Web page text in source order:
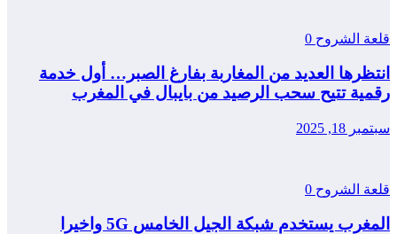
قلعة الشروح 0
انتظرها العديد من المغاربة بفارغ الصبر… أول خدمة
رقمية تتيح سحب الرصيد من بايبال في المغرب
سبتمبر 18, 2025
قلعة الشروح 0
المغرب يستخدم شبكة الجيل الخامس 5G واخيرا